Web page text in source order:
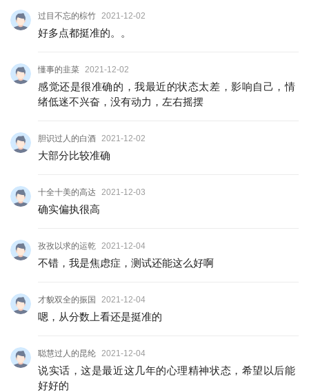
过目不忘的棕竹 2021-12-02
好多点都挺准的。。
懂事的韭菜 2021-12-02
感觉还是很准确的，我最近的状态太差，影响自己，情
绪低迷不兴奋，没有动力，左右摇摆
胆识过人的白酒 2021-12-02
大部分比较准确
十全十美的高达 2021-12-03
确实偏执很高
孜孜以求的运乾 2021-12-04
不错，我是焦虑症，测试还能这么好啊
才貌双全的振国 2021-12-04
嗯，从分数上看还是挺准的
聪慧过人的昆纶 2021-12-04
说实话，这是最近这几年的心理精神状态，希望以后能
好好的